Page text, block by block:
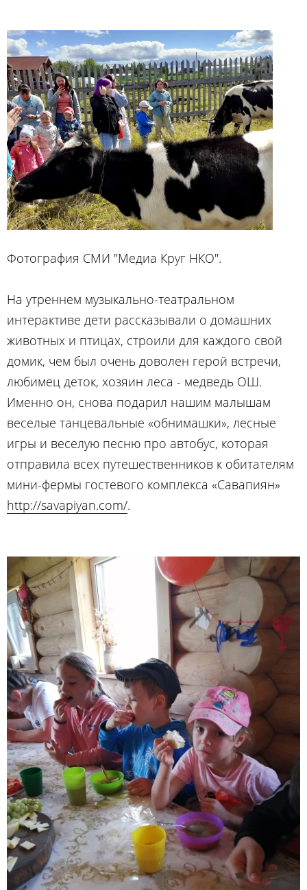
Фотография СМИ "Медиа Круг НКО".
На утреннем музыкально-театральном
интерактиве дети рассказывали о домашних
животных и птицах, строили для каждого свой
домик, чем был очень доволен герой встречи,
любимец деток, хозяин леса - медведь ОШ.
Именно он, снова подарил нашим малышам
веселые танцевальные «обнимашки», лесные
игры и веселую песню про автобус, которая
отправила всех путешественников к обитателям
мини-фермы гостевого комплекса «Савапиян»
http://savapiyan.com/.